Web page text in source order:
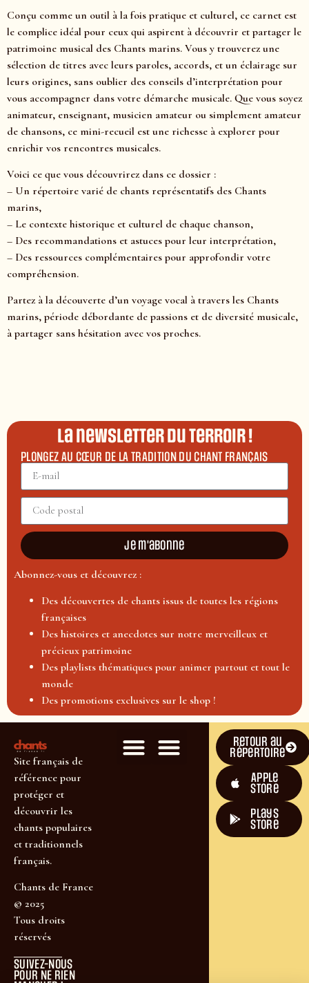
Conçu comme un outil à la fois pratique et culturel, ce carnet est
le complice idéal pour ceux qui aspirent à découvrir et partager le
patrimoine musical des Chants marins. Vous y trouverez une
sélection de titres avec leurs paroles, accords, et un éclairage sur
leurs origines, sans oublier des conseils d’interprétation pour
vous accompagner dans votre démarche musicale. Que vous soyez
animateur, enseignant, musicien amateur ou simplement amateur
de chansons, ce mini-recueil est une richesse à explorer pour
enrichir vos rencontres musicales.
Voici ce que vous découvrirez dans ce dossier :
– Un répertoire varié de chants représentatifs des Chants
marins,
– Le contexte historique et culturel de chaque chanson,
– Des recommandations et astuces pour leur interprétation,
– Des ressources complémentaires pour approfondir votre
compréhension.
Partez à la découverte d’un voyage vocal à travers les Chants
marins, période débordante de passions et de diversité musicale,
à partager sans hésitation avec vos proches.
La newsletter du terroir !
PLONGEZ AU CŒUR DE LA TRADITION DU CHANT FRANÇAIS
Je m'abonne
Abonnez-vous et découvrez :
Des découvertes de chants issus de toutes les régions
françaises
Des histoires et anecdotes sur notre merveilleux et
précieux patrimoine
Des playlists thématiques pour animer partout et tout le
monde
Des promotions exclusives sur le shop !
Site français de
référence pour
protéger et
découvrir les
chants populaires
et traditionnels
français.
Chants de France
© 2025
Tous droits
réservés
SUIVEZ-NOUS
POUR NE RIEN
Retour au
répertoire
Apple
Store
plays
store